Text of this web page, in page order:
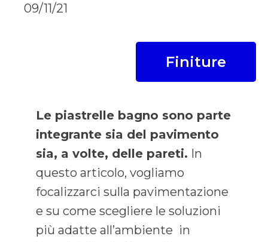
09/11/21
Finiture
Le piastrelle bagno sono parte
integrante sia del pavimento
sia, a volte, delle pareti. In
questo articolo, vogliamo
focalizzarci sulla pavimentazione
e su come scegliere le soluzioni
più adatte all’ambiente in